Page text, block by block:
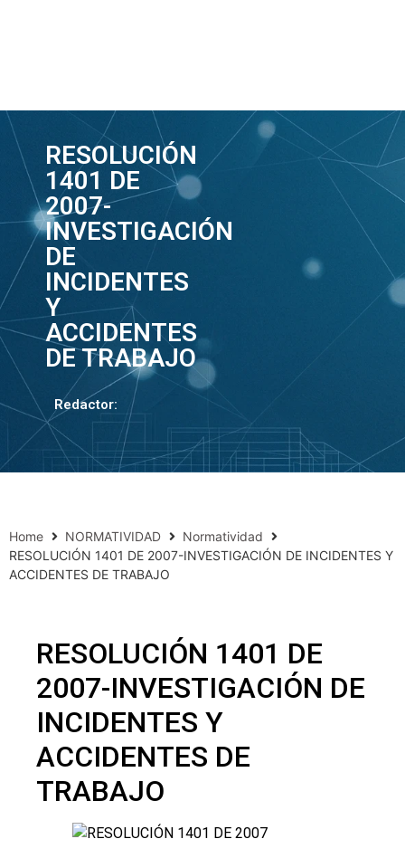
RESOLUCIÓN
1401 DE
2007-
INVESTIGACIÓN
DE
INCIDENTES
Y
ACCIDENTES
DE TRABAJO
Redactor:
Home NORMATIVIDAD
Normatividad
RESOLUCIÓN 1401 DE 2007-INVESTIGACIÓN DE INCIDENTES Y
ACCIDENTES DE TRABAJO
RESOLUCIÓN 1401 DE
2007-INVESTIGACIÓN DE
INCIDENTES Y
ACCIDENTES DE
TRABAJO